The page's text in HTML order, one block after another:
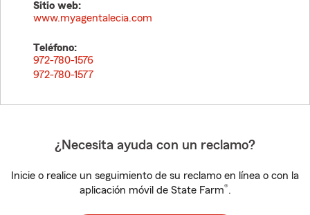
Sitio web:
www.myagentalecia.com
Teléfono:
972-780-1576
972-780-1577
¿Necesita ayuda con un reclamo?
Inicie o realice un seguimiento de su reclamo en línea o con la
aplicación móvil de State Farm®.